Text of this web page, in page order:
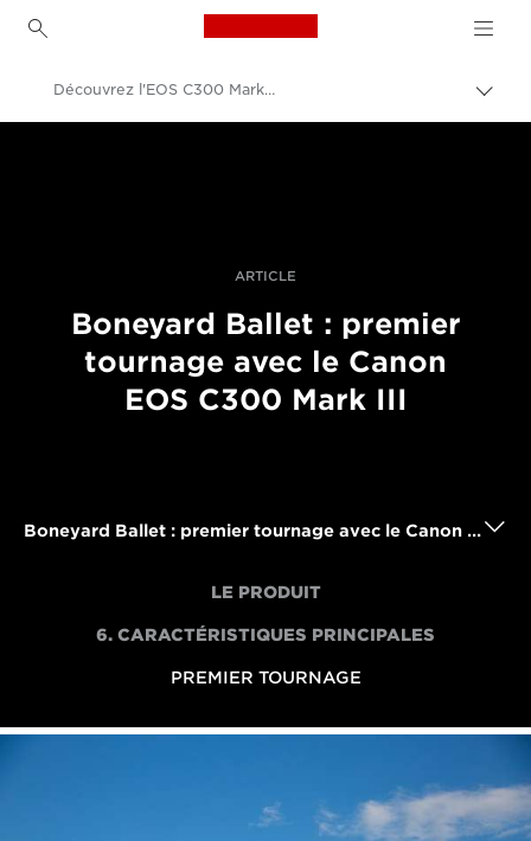
Canon Logo, back to
entre
Découvrez l'EOS C300 Mark III
ARTICLE
Boneyard Ballet : premier
tournage avec le Canon
EOS C300 Mark III
Boneyard Ballet : premier tournage avec le Canon EOS C300 Mark III
LE PRODUIT
6. CARACTÉRISTIQUES PRINCIPALES
PREMIER TOURNAGE